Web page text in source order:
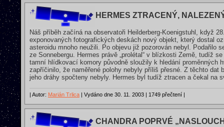
HERMES ZTRACENÝ,
Náš příběh začíná na observatoři Heilderberg-Koenigstuhl, když
exponovaných fotografických deskách nový objekt, který dostal
asteroidu mnoho neužili. Po objevu již pozorován nebyl. Podařilo
ze Sonnebergu. Hermes právě „prolétal“ v blízkosti Země, tudíž
tamní hlídkovací komory původně sloužily k hledání proměnných
zapříčinilo, že naměřené polohy nebyly příliš přesné. Z těchto dat
jeho dráhy spočteny nebyly. Hermes byl tudíž ztracen a čekal
| Autor: Marián Trlica | Vydáno dne 30. 11. 2003 | 1749 přečtení |
CHANDRA POPRVÉ